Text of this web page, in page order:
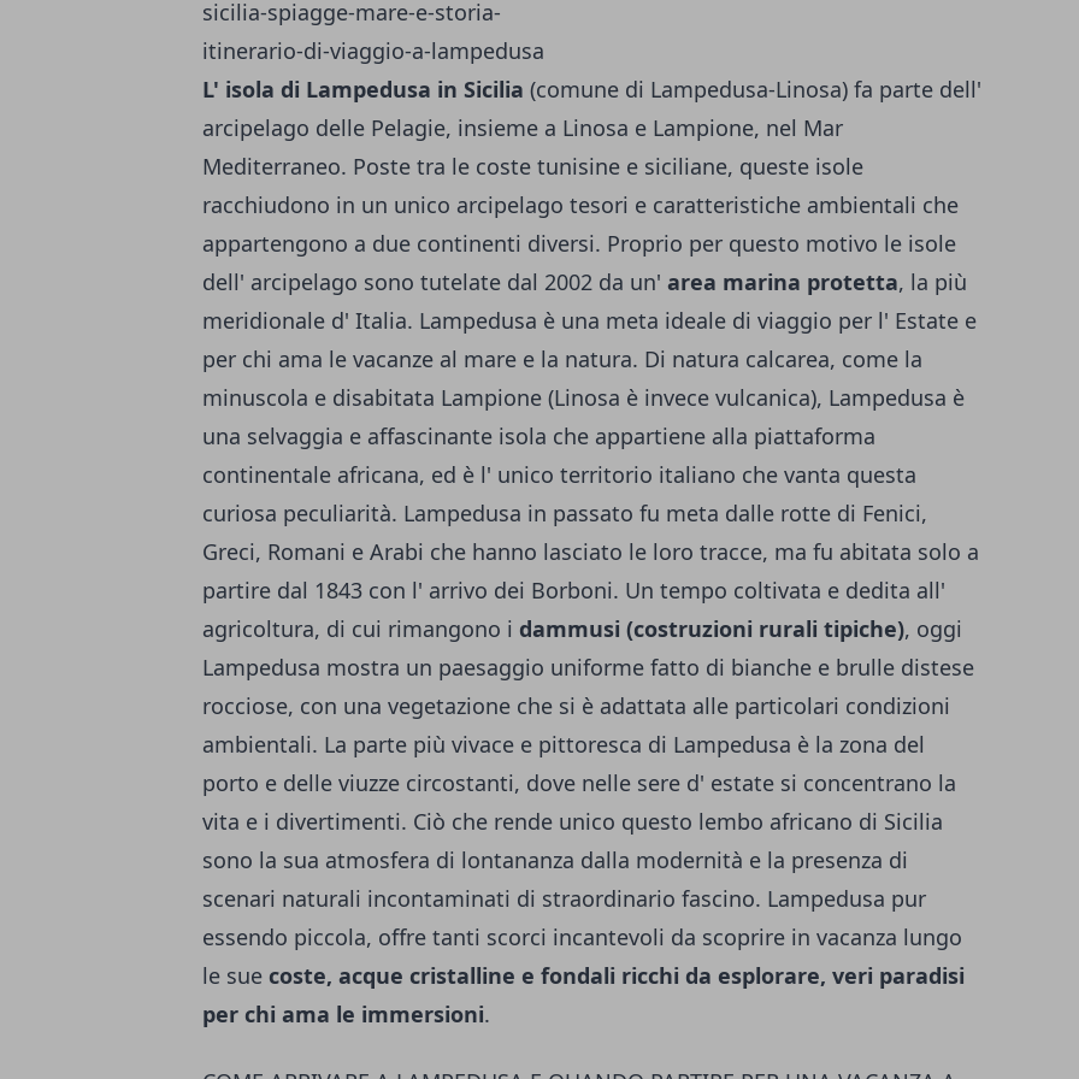
L' isola di Lampedusa in Sicilia (comune di Lampedusa-Linosa) fa parte dell'
arcipelago delle Pelagie, insieme a Linosa e Lampione, nel Mar
Mediterraneo. Poste tra le coste tunisine e siciliane, queste isole
racchiudono in un unico arcipelago tesori e caratteristiche ambientali che
appartengono a due continenti diversi. Proprio per questo motivo le isole
dell' arcipelago sono tutelate dal 2002 da un' area marina protetta, la più
meridionale d' Italia. Lampedusa è una meta ideale di viaggio per l' Estate e
per chi ama le vacanze al mare e la natura. Di natura calcarea, come la
minuscola e disabitata Lampione (Linosa è invece vulcanica), Lampedusa è
una selvaggia e affascinante isola che appartiene alla piattaforma
continentale africana, ed è l' unico territorio italiano che vanta questa
curiosa peculiarità. Lampedusa in passato fu meta dalle rotte di Fenici,
Greci, Romani e Arabi che hanno lasciato le loro tracce, ma fu abitata solo a
partire dal 1843 con l' arrivo dei Borboni. Un tempo coltivata e dedita all'
agricoltura, di cui rimangono i dammusi (costruzioni rurali tipiche), oggi
Lampedusa mostra un paesaggio uniforme fatto di bianche e brulle distese
rocciose, con una vegetazione che si è adattata alle particolari condizioni
ambientali. La parte più vivace e pittoresca di Lampedusa è la zona del
porto e delle viuzze circostanti, dove nelle sere d' estate si concentrano la
vita e i divertimenti. Ciò che rende unico questo lembo africano di Sicilia
sono la sua atmosfera di lontananza dalla modernità e la presenza di
scenari naturali incontaminati di straordinario fascino. Lampedusa pur
essendo piccola, offre tanti scorci incantevoli da scoprire in vacanza lungo
le sue coste, acque cristalline e fondali ricchi da esplorare, veri paradisi
per chi ama le immersioni.